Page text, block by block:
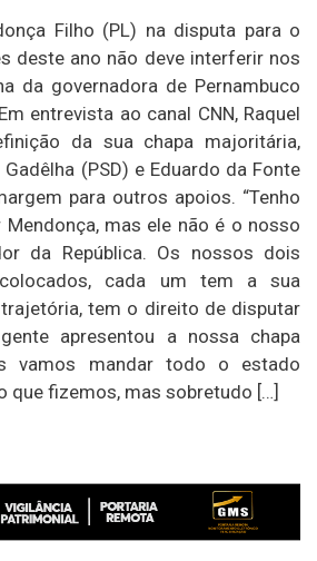
Filho (PL) na disputa para o
deste ano não deve interferir nos
da governadora de Pernambuco
entrevista ao canal CNN, Raquel
da sua chapa majoritária,
(PSD) e Eduardo da Fonte
para outros apoios. “Tenho
mas ele não é o nosso
da República. Os nossos dois
cada um tem a sua
tem o direito de disputar
apresentou a nossa chapa
vamos mandar todo o estado
que fizemos, mas sobretudo […]